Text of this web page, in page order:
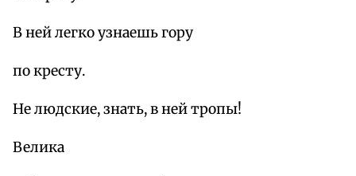
В ней легко узнаешь гору
по кресту.
Не людские, знать, в ней тропы!
Велика